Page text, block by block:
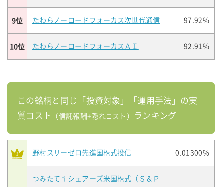
9位 たわらノーロードフォーカス次世代通信 97.92%
10位 たわらノーロードフォーカスＡＩ 92.91%
この銘柄と同じ「投資対象」「運用手法」の実
質コスト
（信託報酬+隠れコスト） ランキング
野村スリーゼロ先進国株式投信 0.01300%
つみたてｉシェアーズ米国株式（Ｓ＆Ｐ